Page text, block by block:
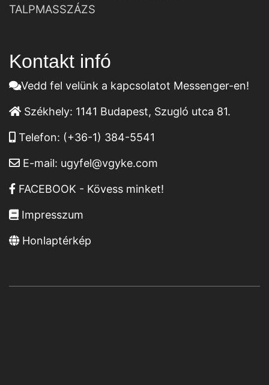
TALPMASSZÁZS
Kontakt infó
Vedd fel velünk a kapcsolatot Messenger-en!
Székhely: 1141 Budapest, Szugló utca 81.
Telefon: (+36-1) 384-5541
E-mail: ugyfel@vgyke.com
FACEBOOK - Kövess minket!
Impresszum
Honlaptérkép